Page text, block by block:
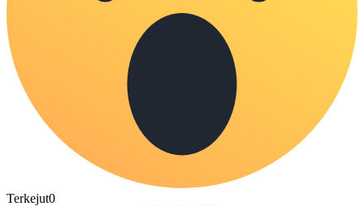
Terkejut0